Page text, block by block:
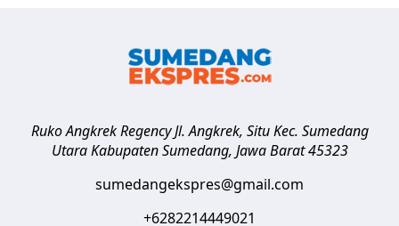
Ruko Angkrek Regency Jl. Angkrek, Situ Kec. Sumedang
Utara Kabupaten Sumedang, Jawa Barat 45323
sumedangekspres@gmail.com
+6282214449021